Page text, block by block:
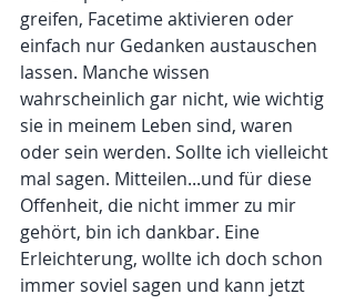
greifen, Facetime aktivieren oder
einfach nur Gedanken austauschen
lassen. Manche wissen
wahrscheinlich gar nicht, wie wichtig
sie in meinem Leben sind, waren
oder sein werden. Sollte ich vielleicht
mal sagen. Mitteilen...und für diese
Offenheit, die nicht immer zu mir
gehört, bin ich dankbar. Eine
Erleichterung, wollte ich doch schon
immer soviel sagen und kann jetzt